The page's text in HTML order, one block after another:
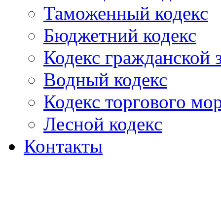
Таможенный кодекс
Бюджетний кодекс
Кодекс гражданской
Водный кодекс
Кодекс торгового
Лесной кодекс
Контакты